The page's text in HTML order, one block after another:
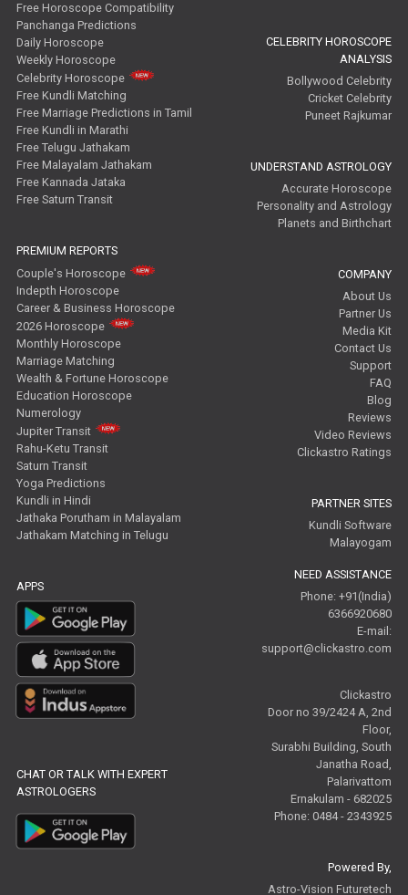
Free Horoscope Compatibility
Panchanga Predictions
Daily Horoscope
Weekly Horoscope
Celebrity Horoscope
Free Kundli Matching
Free Marriage Predictions in Tamil
Free Kundli in Marathi
Free Telugu Jathakam
Free Malayalam Jathakam
Free Kannada Jataka
Free Saturn Transit
PREMIUM REPORTS
Couple's Horoscope
Indepth Horoscope
Career & Business Horoscope
2026 Horoscope
Monthly Horoscope
Marriage Matching
Wealth & Fortune Horoscope
Education Horoscope
Numerology
Jupiter Transit
Rahu-Ketu Transit
Saturn Transit
Yoga Predictions
Kundli in Hindi
Jathaka Porutham in Malayalam
Jathakam Matching in Telugu
APPS
CHAT OR TALK WITH EXPERT
ASTROLOGERS
CELEBRITY HOROSCOPE
ANALYSIS
Bollywood Celebrity
Cricket Celebrity
Puneet Rajkumar
UNDERSTAND ASTROLOGY
Accurate Horoscope
Personality and Astrology
Planets and Birthchart
COMPANY
About Us
Partner Us
Media Kit
Contact Us
Support
FAQ
Blog
Reviews
Video Reviews
Clickastro Ratings
PARTNER SITES
Kundli Software
Malayogam
NEED ASSISTANCE
Phone: +91(India)
6366920680
E-mail:
support@clickastro.com
Clickastro
Door no 39/2424 A, 2nd
Floor,
Surabhi Building, South
Janatha Road,
Palarivattom
Ernakulam - 682025
Phone: 0484 - 2343925
Powered By,
Astro-Vision Futuretech